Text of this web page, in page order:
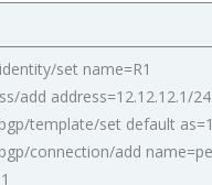
set name=R1
add address=12.12.12.1/
template/set default
connection/add